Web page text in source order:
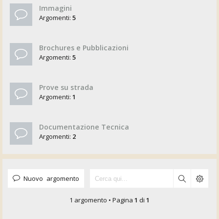
Immagini
Argomenti: 5
Brochures e Pubblicazioni
Argomenti: 5
Prove su strada
Argomenti: 1
Documentazione Tecnica
Argomenti: 2
Nuovo argomento
1 argomento • Pagina 1 di 1